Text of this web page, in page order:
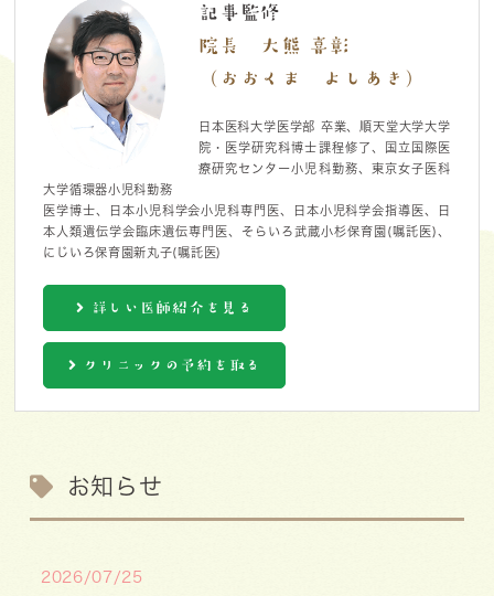
記事監修
院長 大熊 喜彰
（おおくま よしあき）
日本医科大学医学部 卒業、順天堂大学大学
院・医学研究科博士課程修了、国立国際医
療研究センター小児科勤務、東京女子医科
大学循環器小児科勤務
医学博士、日本小児科学会小児科専門医、日本小児科学会指導医、日
本人類遺伝学会臨床遺伝専門医、そらいろ武蔵小杉保育園(嘱託医)、
にじいろ保育園新丸子(嘱託医)
詳しい医師紹介を見る
クリニックの予約を取る
お知らせ
2026/07/25